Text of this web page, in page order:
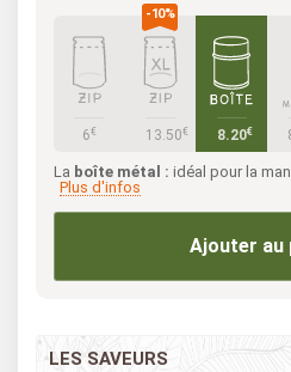
6€ 13.50€ 8.20€
La boîte métal : idéal pour la
Plus d'infos
Ajouter au
LES SAVEURS